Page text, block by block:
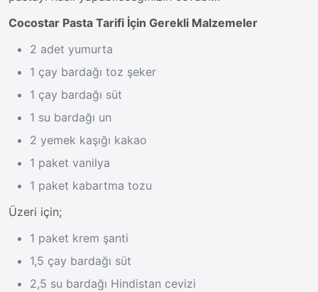
Cocostar Pasta Tarifi İçin Gerekli Malzemeler
2 adet yumurta
1 çay bardağı toz şeker
1 çay bardağı süt
1 su bardağı un
2 yemek kaşığı kakao
1 paket vanilya
1 paket kabartma tozu
Üzeri için;
1 paket krem şanti
1,5 çay bardağı süt
2,5 su bardağı Hindistan cevizi